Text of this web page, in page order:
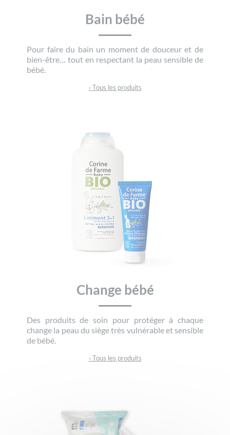
Bain bébé
Pour faire du bain un moment de douceur et de
bien-être… tout en respectant la peau sensible de
bébé.
› Tous les produits
Change bébé
Des produits de soin pour protéger à chaque
change la peau du siège très vulnérable et sensible
de bébé.
› Tous les produits